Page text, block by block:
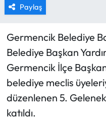
Paylaş
Germencik Belediye
Belediye Başkan
Germencik İlçe
belediye meclis
düzenlenen 5.
katıldı.